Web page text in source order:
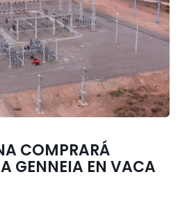
COMPRARÁ
GENNEIA EN VACA